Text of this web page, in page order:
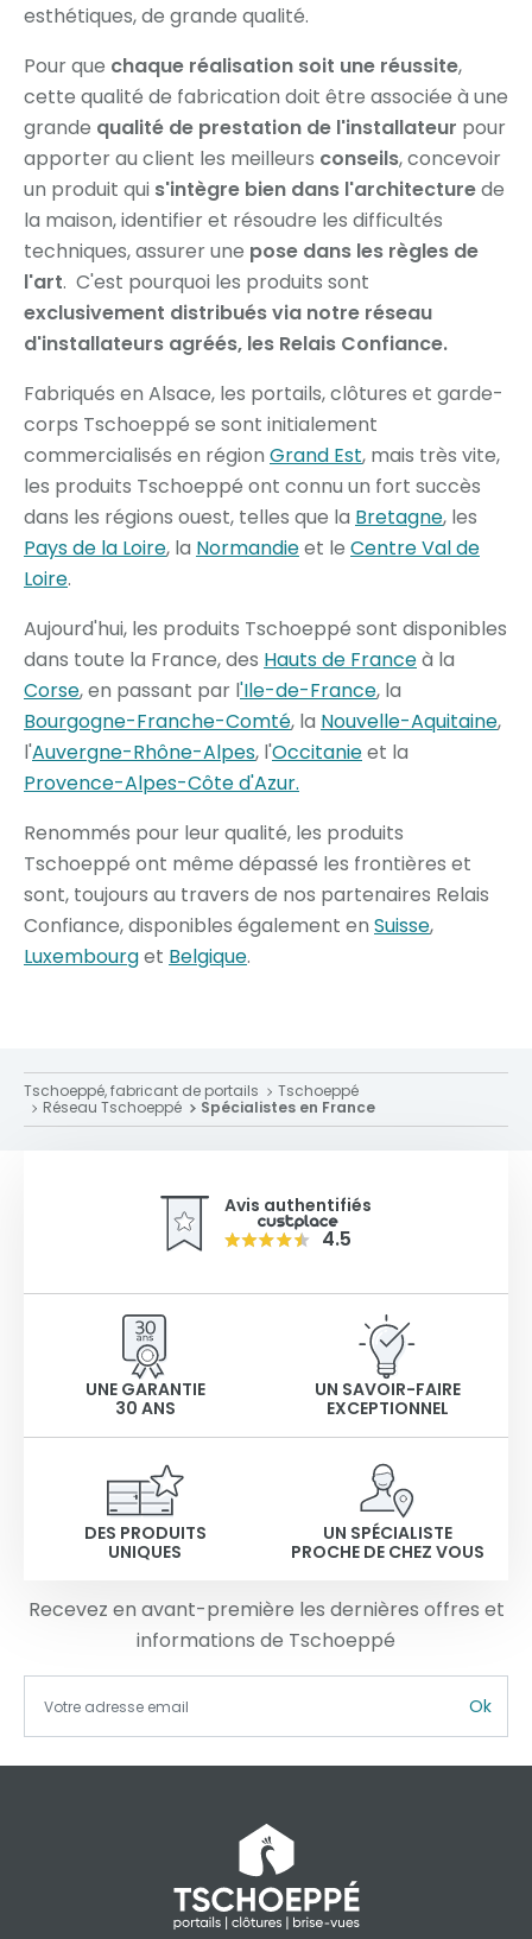
esthétiques, de grande qualité.
Pour que chaque réalisation soit une réussite,
cette qualité de fabrication doit être associée à une
grande qualité de prestation de l'installateur pour
apporter au client les meilleurs conseils, concevoir
un produit qui s'intègre bien dans l'architecturede
la maison, identifier et résoudre les difficultés
techniques, assurer une pose dans les règles de
l'art. C'est pourquoi les produits sont
exclusivement distribués via notre réseau
d'installateurs agréés, les Relais Confiance.
Fabriqués en Alsace, les portails, clôtures et garde-
corps Tschoeppé se sont initialement
commercialisés en région Grand Est, mais très vite,
les produits Tschoeppé ont connu un fort succès
dans les régions ouest, telles que la Bretagne, les
Pays de la Loire, la Normandieet le Centre Val de
Loire.
Aujourd'hui, les produits Tschoeppé sont disponibles
dans toute la France, des Hauts de Franceà la
Corse, en passant par l'Ile-de-France, la
Bourgogne-Franche-Comté, la Nouvelle-Aquitaine,
l'Auvergne-Rhône-Alpes, l'Occitanieet la
Provence-Alpes-Côte d'Azur.
Renommés pour leur qualité, les produits
Tschoeppé ont même dépassé les frontières et
sont, toujours au travers de nos partenaires Relais
Confiance, disponibles également en Suisse,
Luxembourget Belgique.
Tschoeppé, fabricant de portails
Tschoeppé
Réseau Tschoeppé
Spécialistes en France
Avis authentifiés
4.5
UNE GARANTIE
30 ANS
UN SAVOIR-FAIRE
EXCEPTIONNEL
DES PRODUITS
UNIQUES
UN SPÉCIALISTE
PROCHE DE CHEZ VOUS
Recevez en avant-première les dernières offres et
informations de Tschoeppé
Ok